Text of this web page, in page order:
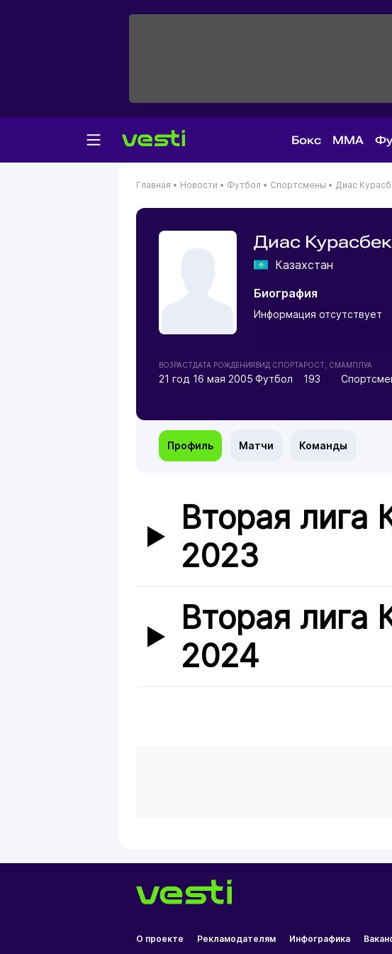
Бокс MMA
Главная • Новости • Футбол • Спортсмены • Диас
Диас Курасбек
Казахстан
Биография
Информация отсутствует
ВОЗРАСТ
21 год
ДАТА РОЖДЕНИЯ
16 мая 2005
ВИД СПОРТА
Футбол
РОСТ, СМ
193
АМПЛУА
Профиль Матчи Команды
Вторая лига
2023
Вторая лига
2024
О проекте Рекламодателям Инфографика